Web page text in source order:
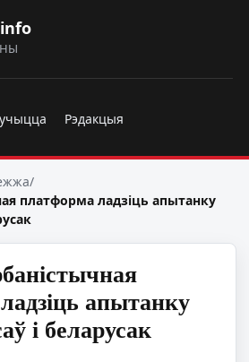
Рэдакцыя
/
платформа ладзіць апытанку
апытанку
і беларусак